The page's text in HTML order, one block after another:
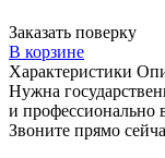
Заказать поверку
В корзине
Характеристики
Нужна
и профессионально
Звоните прямо